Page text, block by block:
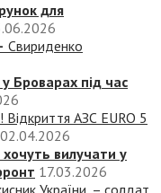
для
Свириденко
Броварах під час
АЗС EURO 5
02.04.2026
хочуть вилучати у
17.03.2026